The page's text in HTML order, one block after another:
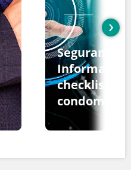
Segurança
Informação:
checklist
›